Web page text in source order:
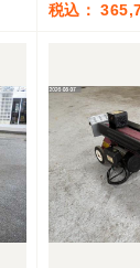
税込：